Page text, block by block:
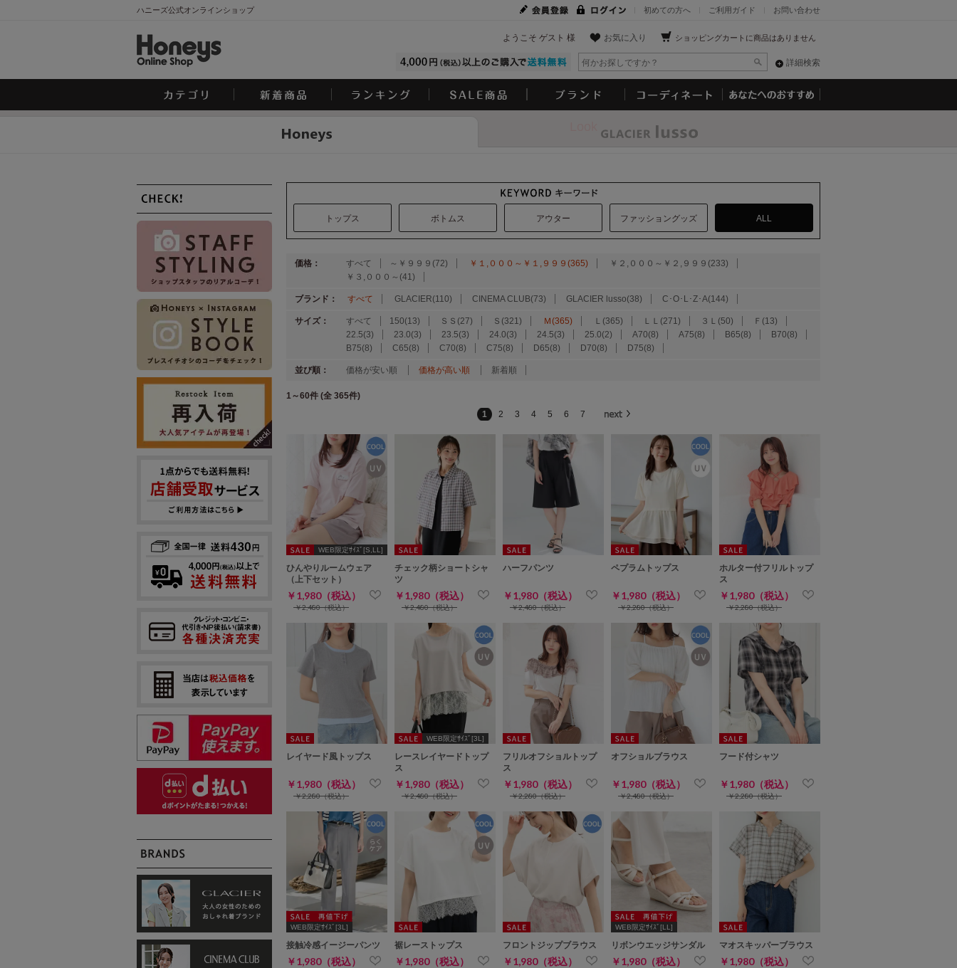
ハニーズ公式オンラインショップ お問い合わせ
ご利用ガイド
初めての方へ
ショッピングカートに商品はありません
お気に入り
ようこそ ゲスト 様
詳細検索
トップス ボトムス アウター ファッショングッズ ALL
価格： すべて ～￥９９９(72) ￥１,０００～￥１,９９９(365)
￥２,０００～￥２,９９９(233)
￥３,０００～(41)
ブランド： すべて GLACIER(110) CINEMA CLUB(73) GLACIER lusso(38) C･O･L･Z･A(144)
サイズ： すべて 150(13) ＳＳ(27) Ｓ(321) Ｍ(365) Ｌ(365) ＬＬ(271) ３Ｌ(50)
Ｆ(13)
22.5(3)
23.0(3) 23.5(3) 24.0(3) 24.5(3) 25.0(2) A70(8) A75(8) B65(8)
B70(8)
B75(8)
C65(8) C70(8) C75(8) D65(8) D70(8) D75(8)
並び順： 価格が安い順 価格が高い順 新着順
1～60件 (全 365件)
1
2 3 4 5 6 7
WEB限定ｻｲｽﾞ[S,LL]
ひんやりルームウェア
（上下セット）
￥1,980（税込）
￥2,480（税込）
チェック柄ショートシャ
ツ
￥1,980（税込）
￥2,480（税込）
ハーフパンツ
￥1,980（税込）
￥2,480（税込）
ペプラムトップス
￥1,980（税込）
￥2,280（税込）
ホルター付フリルトップ
ス
￥1,980（税込）
￥2,280（税込）
レイヤード風トップス
￥1,980（税込）
￥2,280（税込）
WEB限定ｻｲｽﾞ[3L]
レースレイヤードトップ
ス
￥1,980（税込）
￥2,480（税込）
フリルオフショルトップ
ス
￥1,980（税込）
￥2,280（税込）
オフショルブラウス
￥1,980（税込）
￥2,480（税込）
フード付シャツ
￥1,980（税込）
￥2,280（税込）
WEB限定ｻｲｽﾞ[3L]
接触冷感イージーパンツ
￥1,980（税込）
裾レーストップス
￥1,980（税込）
フロントジップブラウス
￥1,980（税込）
WEB限定ｻｲｽﾞ[LL]
リボンウエッジサンダル
￥1,980（税込）
マオスキッパーブラウス
￥1,980（税込）